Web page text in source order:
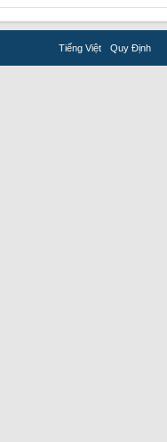
Tiếng Việt Quy Định